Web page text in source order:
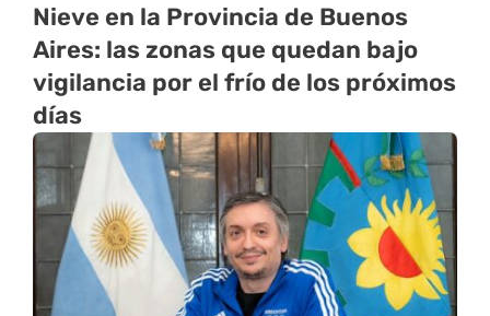
Nieve en la Provincia de Buenos
Aires: las zonas que quedan bajo
vigilancia por el frío de los próximos
días